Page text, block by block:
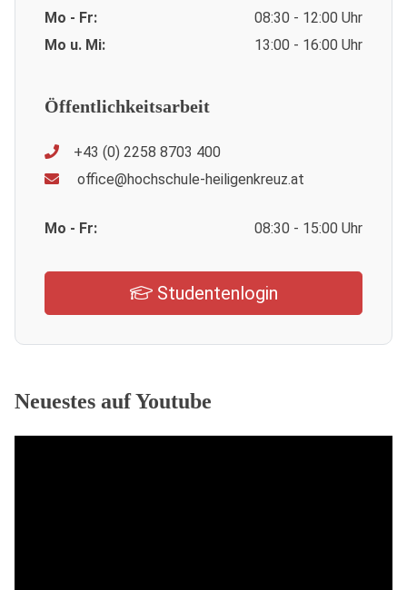
Mo - Fr:
08:30 - 12:00 Uhr
Mo u. Mi:
13:00 - 16:00 Uhr
Öffentlichkeitsarbeit
+43 (0) 2258 8703 400
office@hochschule-heiligenkreuz.at
Mo - Fr: 08:30 - 15:00 Uhr
Studentenlogin
Neuestes auf Youtube